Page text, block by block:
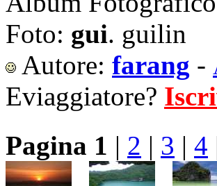
Foto: gui. guilin
Autore: farang -
Eviaggiatore?
Pagina 1 | 2 | 3 | 4